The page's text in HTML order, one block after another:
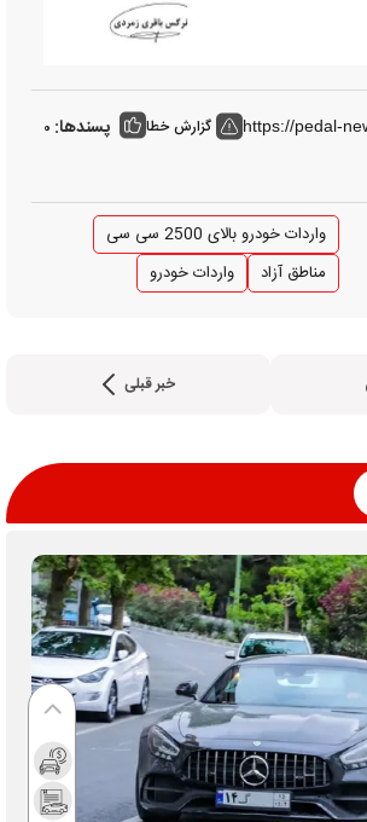
https://pedal- گزارش خطا پسندها: 0
واردات خودرو بالای 2500 سی سی
مناطق آزاد
واردات خودرو
خبر قبلی